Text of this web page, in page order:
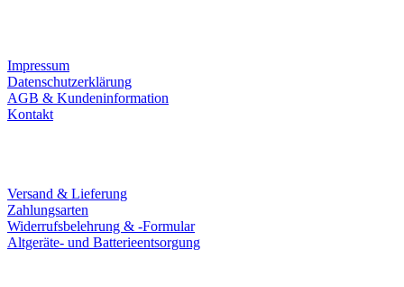
Impressum
Datenschutzerklärung
AGB & Kundeninformation
Kontakt
Versand & Lieferung
Zahlungsarten
Widerrufsbelehrung & -Formular
Altgeräte- und Batterieentsorgung